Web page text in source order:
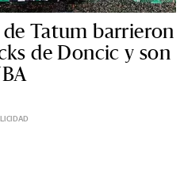
Tatum barrieron
de Doncic y son